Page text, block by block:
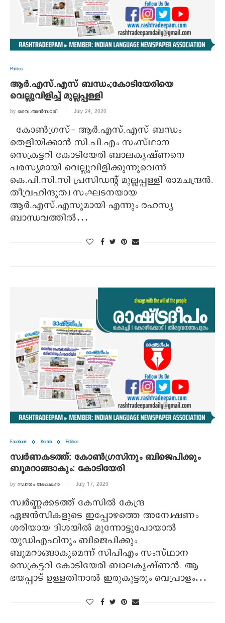
Politics
ആര്‍.എസ്.എസ് ബന്ധം;കോടിയേരിയെ
വെല്ലുവിളിച്ച് മുല്ലപ്പള്ളി
by വൈ.അന്‍സാരി July 24, 2020
കോണ്‍ഗ്രസ്- ആര്‍.എസ്.എസ് ബന്ധം
തെളിയിക്കാന്‍ സി.പി.എം സംസ്ഥാന
സെക്രട്ടറി കോടിയേരി ബാലകൃഷ്ണനെ
പരസ്യമായി വെല്ലുവിളിക്കുന്നുവെന്ന്
കെ.പി.സി.സി പ്രസിഡന്റ് മുല്ലപ്പള്ളി രാമചന്ദ്രന്‍.
തീവ്രഹിന്ദുത്വ സംഘടനയായ
ആര്‍.എസ്.എസുമായി എന്നും രഹസ്യ
ബാന്ധവത്തില്‍…
Facebook Kerala Politics
സ്വര്‍ണകടത്ത്: കോണ്‍ഗ്രസിനും ബിജെപിക്കും
ബൂമറാങ്ങാകും: കോടിയേരി
by സ്വന്തം ലേഖകൻ July 17, 2020
സ്വര്‍ണ്ണക്കടത്ത് കേസില്‍ കേന്ദ്ര
ഏജന്‍സികളുടെ ഇപ്പോഴത്തെ അന്വേഷണം
ശരിയായ ദിശയില്‍ മുന്നോട്ടുപോയാല്‍
യുഡിഎഫിനും ബിജെപിക്കും
ബൂമറാങ്ങാകുമെന്ന് സിപിഎം സംസ്ഥാന
സെക്രട്ടറി കോടിയേരി ബാലകൃഷ്ണന്‍. ആ
ഭയപ്പാട് ഉള്ളതിനാല്‍ ഇരുകൂട്ടരും വെപ്രാളം…